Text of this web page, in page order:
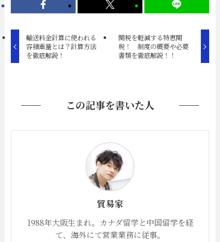
輸送料金計算に使われる
容積重量とは？計算方法
を徹底解説！
関税を軽減する特恵関
税！ 制度の概要や必要
書類を徹底解説！！
この記事を書いた人
貿易家
1988年大阪生まれ。カナダ留学と中国留学を経
て、海外にて営業業務に従事。